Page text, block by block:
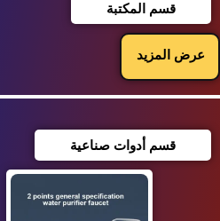
قسم المكتبة
عرض المزيد
قسم أدوات صناعية